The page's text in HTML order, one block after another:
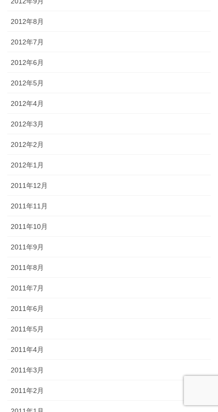
2012年8月
2012年7月
2012年6月
2012年5月
2012年4月
2012年3月
2012年2月
2012年1月
2011年12月
2011年11月
2011年10月
2011年9月
2011年8月
2011年7月
2011年6月
2011年5月
2011年4月
2011年3月
2011年2月